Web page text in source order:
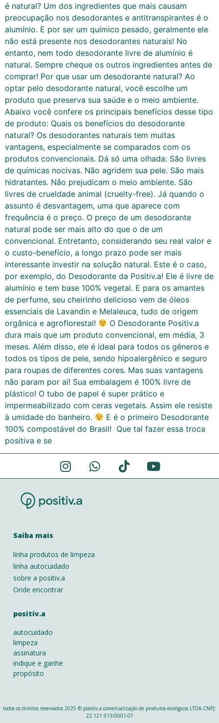
é natural? Um dos ingredientes que mais causam
preocupação nos desodorantes e antitranspirantes é o
alumínio. E por ser um químico pesado, geralmente ele
não está presente nos desodorantes naturais! No
entanto, nem todo desodorante livre de alumínio é
natural. Sempre cheque os outros ingredientes antes de
comprar! Por que usar um desodorante natural? Ao
optar pelo desodorante natural, você escolhe um
produto que preserva sua saúde e o meio ambiente.
Abaixo você confere os principais benefícios desse tipo
de produto: Quais os benefícios do desodorante
natural? Os desodorantes naturais tem muitas
vantagens, especialmente se comparados com os
produtos convencionais. Dá só uma olhada: São livres
de químicas nocivas. Não agridem sua pele. São mais
hidratantes. Não prejudicam o meio ambiente. São
livres de crueldade animal (cruelty-free). Já quando o
assunto é desvantagem, uma que aparece com
frequência é o preço. O preço de um desodorante
natural pode ser mais alto do que o de um
convencional. Entretanto, considerando seu real valor e
o custo-benefício, a longo prazo pode ser mais
interessante investir na solução natural. Este é o caso,
por exemplo, do Desodorante da Positiv.a! Ele é livre de
alumínio e tem base 100% vegetal. E para os amantes
de perfume, seu cheirinho delicioso vem de óleos
essenciais de Lavandin e Melaleuca, tudo de origem
orgânica e agroflorestal!
O Desodorante Positiv.a
dura mais que um produto convencional, em média, 3
meses. Além disso, ele é ideal para todos os gêneros e
todos os tipos de pele, sendo hipoalergênico e seguro
para roupas de diferentes cores. Mas suas vantagens
não param por aí! Sua embalagem é 100% livre de
plástico! O tubo de papel é super prático e
impermeabilizado com ceras vegetais. Assim ele resiste
à umidade do banheiro.
E é o primeiro Desodorante
100% compostável do Brasil! Que tal fazer essa troca
positiva e se
Saiba mais
linha produtos de limpeza
linha autocuidado
sobre a positiv.a
Onde encontrar
positiv.a
autocuidado
limpeza
assinatura
indique e ganhe
propósito
todos os direitos reservados 2025 © positiv.a comercialização de produtos ecológicos LTDA CNPJ:
22.121.913/0001-07